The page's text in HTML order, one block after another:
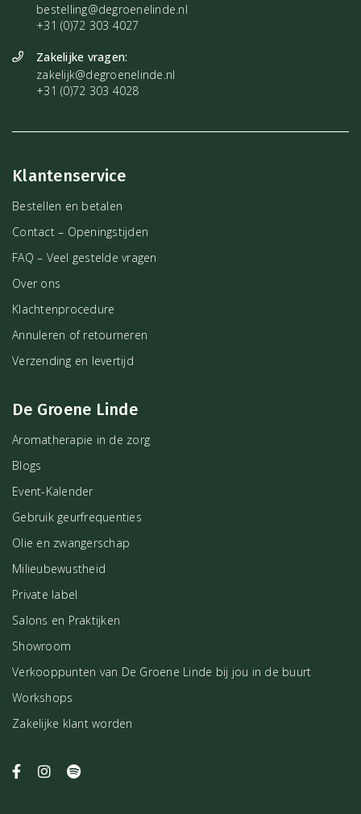
bestelling@degroenelinde.nl
+31 (0)72 303 4027
Zakelijke vragen:
zakelijk@degroenelinde.nl
+31 (0)72 303 4028
Klantenservice
Bestellen en betalen
Contact – Openingstijden
FAQ – Veel gestelde vragen
Over ons
Klachtenprocedure
Annuleren of retourneren
Verzending en levertijd
De Groene Linde
Aromatherapie in de zorg
Blogs
Event-Kalender
Gebruik geurfrequenties
Olie en zwangerschap
Milieubewustheid
Private label
Salons en Praktijken
Showroom
Verkooppunten van De Groene Linde bij jou in de buurt
Workshops
Zakelijke klant worden